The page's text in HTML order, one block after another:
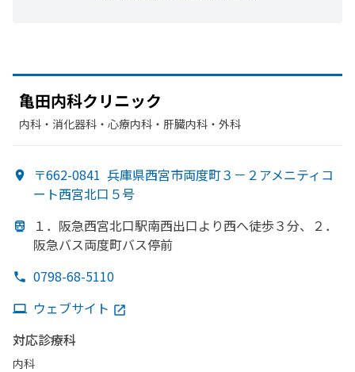
亀田内科クリニック
内科・​消化器科・​心療内科・​肝臓内科・外科
〒662-0841 兵庫県西宮市両度町３－２アメニティコ
ート西宮北口５号
１． 阪急西宮北口駅南西出口より西へ徒歩３分、 ２．
阪急バス両度町バス停前
0798-68-5110
ウェブサイト
対応診療科
内科